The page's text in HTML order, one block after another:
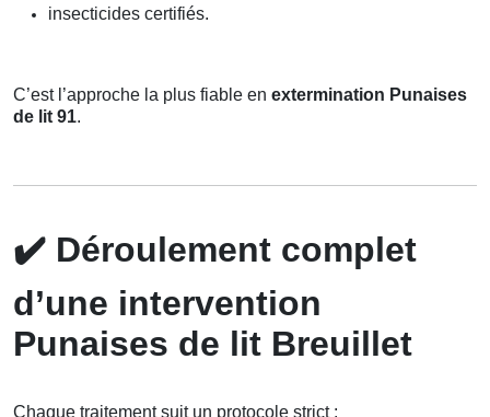
insecticides certifiés.
C’est l’approche la plus fiable en extermination Punaises
de lit 91.
✔️ Déroulement complet
d’une intervention
Punaises de lit Breuillet
Chaque traitement suit un protocole strict :